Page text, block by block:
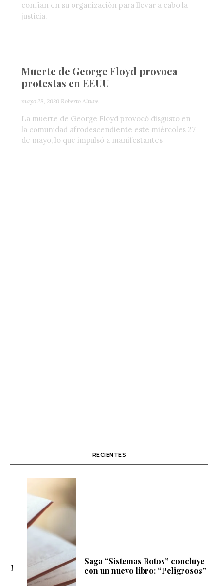
confían en su organización para llevar a cabo la
justicia.
Muerte de George Floyd provoca
protestas en EEUU
mayo 28, 2020 Roberto Altuve
La muerte de George Floyd provocó disgusto en
la comunidad afrodescendiente este miércoles 27
de mayo, lo que impulsó a manifestantes
RECIENTES
1
Saga “Sistemas Rotos” concluye
con un nuevo libro: “Peligrosos”